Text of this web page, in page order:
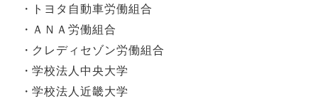
トヨタ自動車労働組合
ＡＮＡ労働組合
クレディセゾン労働組合
学校法人中央大学
学校法人近畿大学